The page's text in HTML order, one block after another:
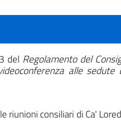
del Regolamento del
alle sedute
riunioni consiliari di Ca'